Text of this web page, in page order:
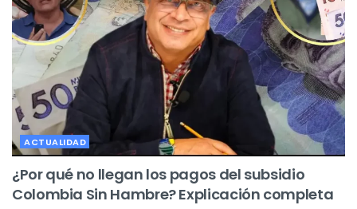
ACTUALIDAD
¿Por qué no llegan los pagos del subsidio
Colombia Sin Hambre? Explicación completa